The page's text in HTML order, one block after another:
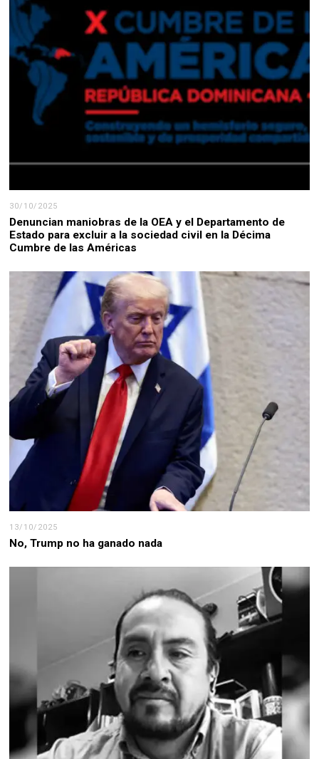
30/10/2025
Denuncian maniobras de la OEA y el Departamento de
Estado para excluir a la sociedad civil en la Décima
Cumbre de las Américas
13/10/2025
No, Trump no ha ganado nada